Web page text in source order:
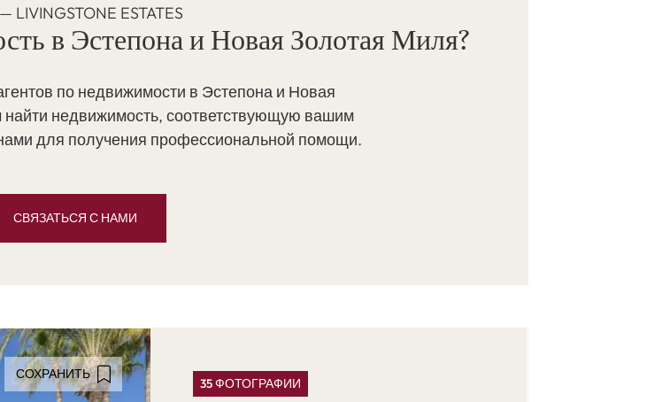
ESTATES
в Эстепона и Новая Золотая Миля?
по недвижимости в Эстепона и Новая
недвижимость, соответствующую вашим
для получения профессиональной помощи.
СВЯЗАТЬСЯ С НАМИ
СОХРАНИТЬ
35 ФОТОГРАФИИ